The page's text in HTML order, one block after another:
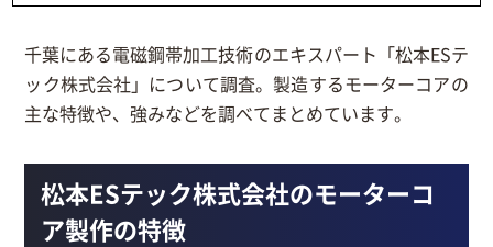
千葉にある電磁鋼帯加工技術のエキスパート「松本ESテ
ック株式会社」について調査。製造するモーターコアの
主な特徴や、強みなどを調べてまとめています。
松本ESテック株式会社のモーターコ
ア製作の特徴